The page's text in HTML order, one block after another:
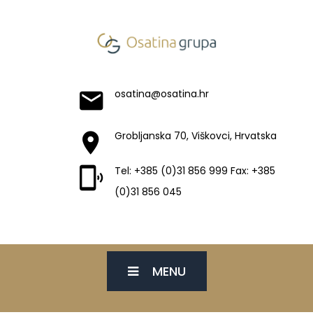
osatina@osatina.hr
Grobljanska 70, Viškovci, Hrvatska
Tel: +385 (0)31 856 999 Fax: +385
(0)31 856 045
MENU